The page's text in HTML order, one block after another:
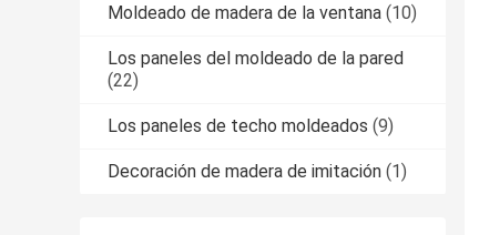
Moldeado de madera de la ventana (10)
Los paneles del moldeado de la pared
(22)
Los paneles de techo moldeados (9)
Decoración de madera de imitación (1)